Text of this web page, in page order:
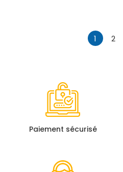
1 2
Paiement sécurisé